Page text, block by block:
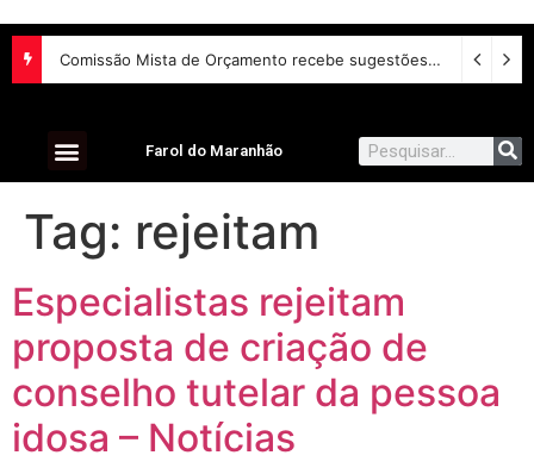
Comissão Mista de Orçamento recebe sugestões para o financiamento de creches e pré-escolas
Farol do Maranhão
Tag: rejeitam
Especialistas rejeitam
proposta de criação de
conselho tutelar da pessoa
idosa – Notícias